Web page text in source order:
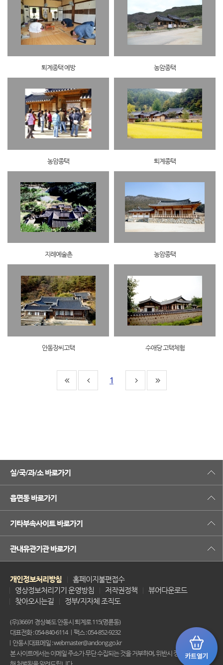
퇴계종택 예방 농암종택
농암종택 퇴계종택
지례예술촌 농암종택
안동장씨고택 수애당 고택체험
1
실/국/과/소 바로가기
읍면동 바로가기
기타부속사이트 바로가기
관내유관기관 바로가기
개인정보처리방침
홈페이지불편접수
영상정보처리기기 운영방침
저작권정책
뷰어다운로드
찾아오시는길
정부/지자체 조직도
(우)36691 경상북도 안동시 퇴계로 115(명륜동)
대표전화 : 054-840-6114
팩스 : 054-852-9232
안동시대표메일 : webmaster@andong.go.kr
본 사이트에서는 이메일 주소가 무단 수집되는 것을 거부하며, 위반시 정보통신법에 의